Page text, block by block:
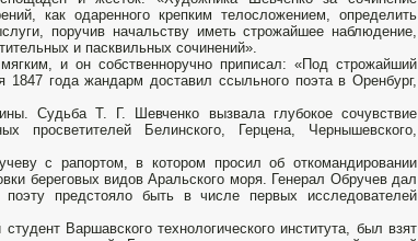
как одаренного крепким телосложением, определить
поручив начальству иметь строжайшее наблюдение,
и пасквильных сочинений».
и он собственноручно приписал: «Под строжайший
года жандарм доставил ссыльного поэта в Оренбург,
Судьба Т. Г. Шевченко вызвала глубокое сочувствие
просветителей Белинского, Герцена, Чернышевского,
с рапортом, в котором просил об откомандировании
береговых видов Аральского моря. Генерал Обручев дал
предстояло быть в числе первых исследователей
Варшавского технологического института, был взят